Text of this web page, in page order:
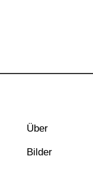
Über
Bilder